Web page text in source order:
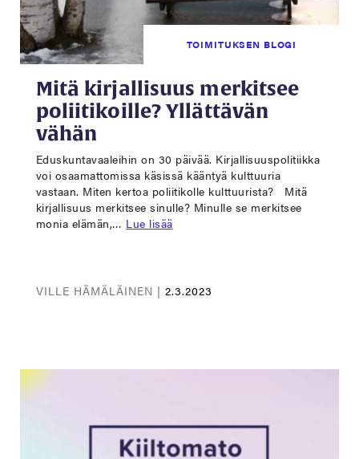
TOIMITUKSEN BLOGI
Mitä kirjallisuus merkitsee
poliitikoille? Yllättävän
vähän
Eduskuntavaaleihin on 30 päivää. Kirjallisuuspolitiikka
voi osaamattomissa käsissä kääntyä kulttuuria
vastaan. Miten kertoa poliitikolle kulttuurista? Mitä
kirjallisuus merkitsee sinulle? Minulle se merkitsee
monia elämän,… Lue lisää
VILLE HÄMÄLÄINEN | 2.3.2023